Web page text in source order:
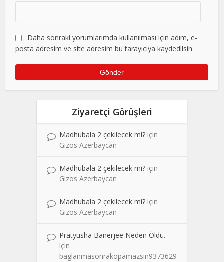
Daha sonraki yorumlarımda kullanılması için adım, e-
posta adresim ve site adresim bu tarayıcıya kaydedilsin.
Ziyaretçi Görüşleri
Madhubala 2 çekilecek mi? için
Gizos Azerbaycan
Madhubala 2 çekilecek mi? için
Gizos Azerbaycan
Madhubala 2 çekilecek mi? için
Gizos Azerbaycan
Pratyusha Banerjee Neden Öldü.
için
baglanmasonrakopamazsin9373629